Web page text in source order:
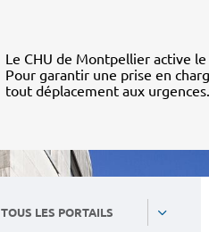
Le CHU de Montpellier active
Pour garantir une prise en
tout déplacement aux urgences.
TOUS LES PORTAILS